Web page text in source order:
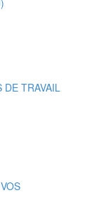
DE TRAVAIL